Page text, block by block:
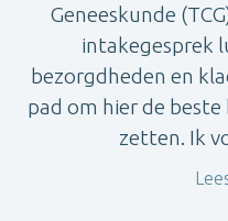
Geneeskunde
intakegesprek
bezorgdheden en
pad om hier de
zetten. Ik